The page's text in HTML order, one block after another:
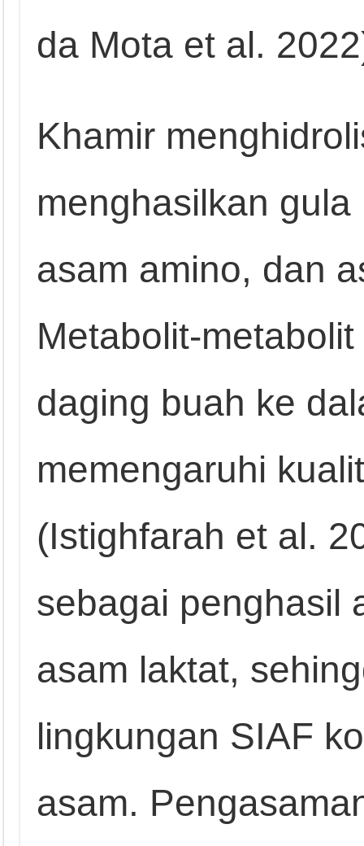
da Mota et al.
Khamir
menghasilkan
asam amino, dan
Metabolit-
daging buah ke
memengaruhi
(Istighfarah et al.
sebagai penghasil
asam laktat,
lingkungan SIAF
asam.